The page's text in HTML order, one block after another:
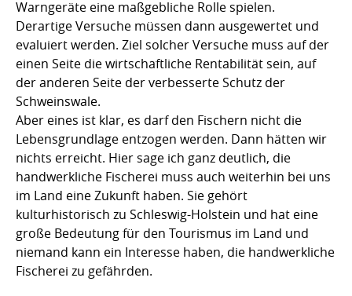
Warngeräte eine maßgebliche Rolle spielen.
Derartige Versuche müssen dann ausgewertet und
evaluiert werden. Ziel solcher Versuche muss auf der
einen Seite die wirtschaftliche Rentabilität sein, auf
der anderen Seite der verbesserte Schutz der
Schweinswale.
Aber eines ist klar, es darf den Fischern nicht die
Lebensgrundlage entzogen werden. Dann hätten wir
nichts erreicht. Hier sage ich ganz deutlich, die
handwerkliche Fischerei muss auch weiterhin bei uns
im Land eine Zukunft haben. Sie gehört
kulturhistorisch zu Schleswig-Holstein und hat eine
große Bedeutung für den Tourismus im Land und
niemand kann ein Interesse haben, die handwerkliche
Fischerei zu gefährden.